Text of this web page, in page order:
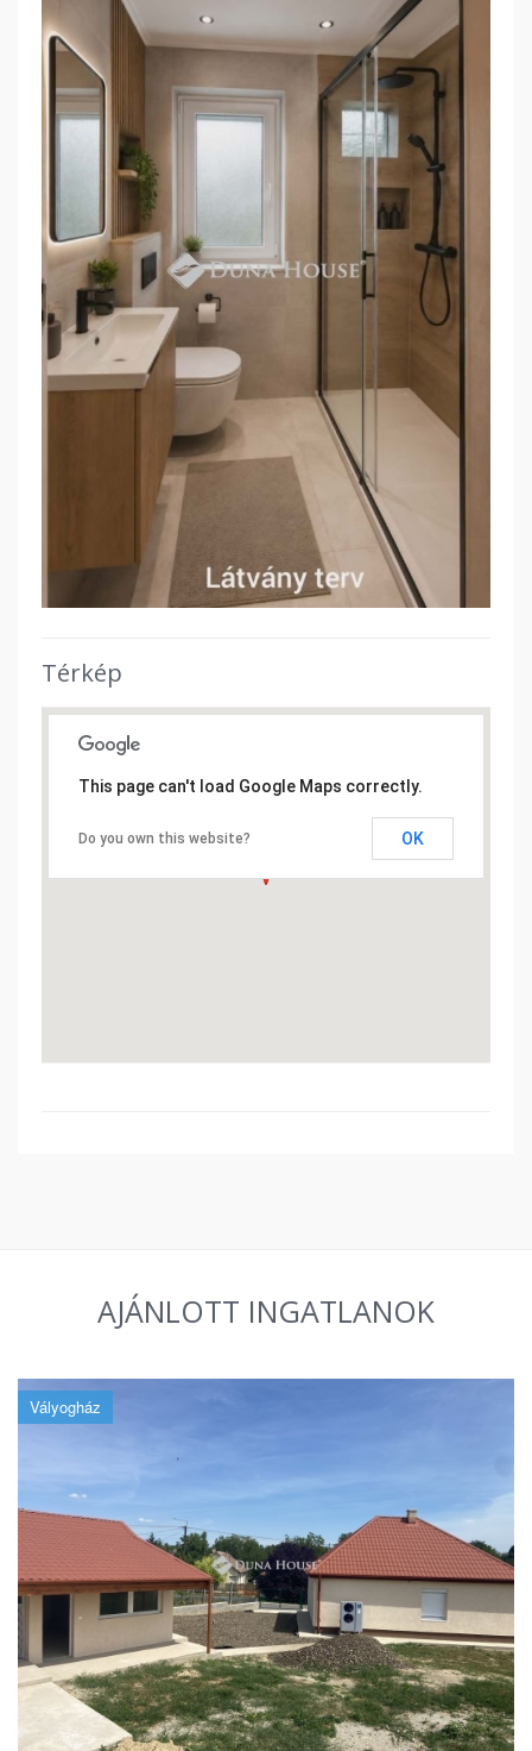
Térkép
This page can't load Google Maps correctly.
Do you own this website? OK
AJÁNLOTT INGATLANOK
Vályogház